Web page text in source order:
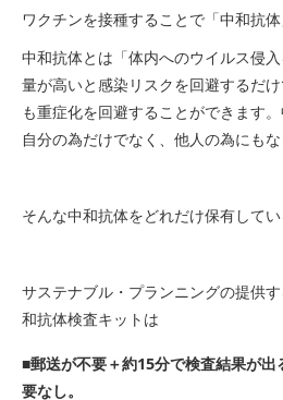
ワクチンを接種することで「中和抗体
中和抗体とは「体内へのウイルス侵
量が高いと感染リスクを回避するだ
も重症化を回避することができます
自分の為だけでなく、他人の為にもな
そんな中和抗体をどれだけ保有して
サステナブル・プランニングの提供
和抗体検査キットは
■郵送が不要＋約15分で検査結果が
要なし。